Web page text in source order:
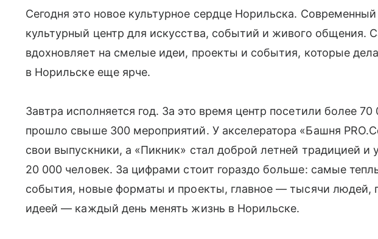
Сегодня это новое культурное сердце Норильска.
культурный центр для искусства, событий и живого общения.
вдохновляет на смелые идеи, проекты и события, которые
в Норильске еще ярче.
Завтра исполняется год. За это время центр посетили более 70
прошло свыше 300 мероприятий. У акселератора «Башня
свои выпускники, а «Пикник» стал доброй летней традицией и
20 000 человек. За цифрами стоит гораздо больше: самые
события, новые форматы и проекты, главное — тысячи людей,
идеей — каждый день менять жизнь в Норильске.